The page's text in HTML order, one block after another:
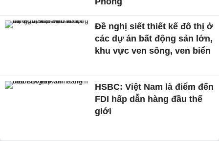
Đề nghị siết thiết kế đô thị ở
các dự án bất động sản lớn,
khu vực ven sông, ven biển
HSBC: Việt Nam là điểm đến
FDI hấp dẫn hàng đầu thế
giới